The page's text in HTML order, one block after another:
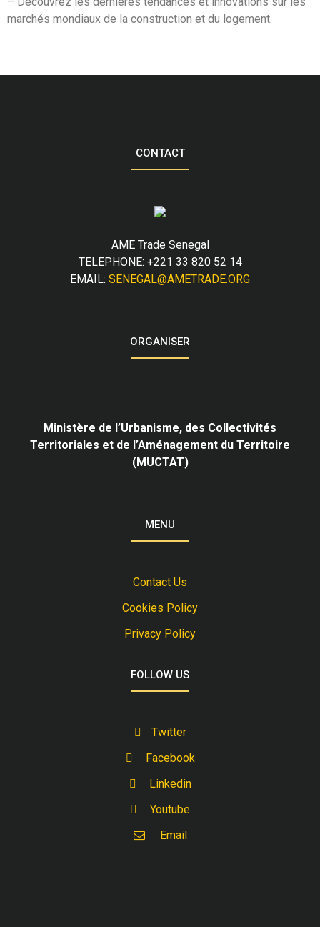
marchés mondiaux de la construction et du logement.
CONTACT
AME Trade Senegal
TELEPHONE: +221 33 820 52 14
EMAIL: SENEGAL@AMETRADE.ORG
ORGANISER
Ministère de l’Urbanisme, des Collectivités
Territoriales et de l’Aménagement du Territoire
(MUCTAT)
MENU
Contact Us
Cookies Policy
Privacy Policy
FOLLOW US
Twitter
Facebook
Linkedin
Youtube
Email